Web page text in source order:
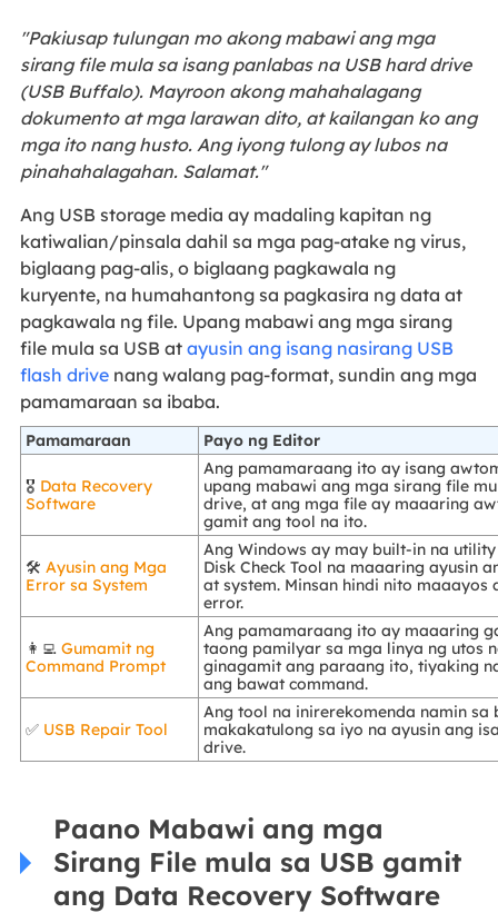
"Pakiusap tulungan mo akong mabawi ang mga
sirang file mula sa isang panlabas na USB hard drive
(USB Buffalo). Mayroon akong mahahalagang
dokumento at mga larawan dito, at kailangan ko ang
mga ito nang husto. Ang iyong tulong ay lubos na
pinahahalagahan. Salamat."
Ang USB storage media ay madaling kapitan ng
katiwalian/pinsala dahil sa mga pag-atake ng virus,
biglaang pag-alis, o biglaang pagkawala ng
kuryente, na humahantong sa pagkasira ng data at
pagkawala ng file. Upang mabawi ang mga sirang
file mula sa USB at ayusin ang isang nasirang USB
flash drivenang walang pag-format, sundin ang mga
pamamaraan sa ibaba.
Pamamaraan Payo ng Editor
🎖️ Data Recovery
Software
Ang pamamaraang ito ay isang
upang mabawi ang mga sirang file
drive, at ang mga file ay maaaring
gamit ang tool na ito.
🛠️Ayusin ang Mga
Error sa System
Ang Windows ay may built-in na
Disk Check Tool na maaaring ayusin
at system. Minsan hindi nito maaayos
error.
👩‍💻Gumamit ng
Command Prompt
Ang pamamaraang ito ay maaaring
taong pamilyar sa mga linya ng utos
ginagamit ang paraang ito, tiyaking
ang bawat command.
✅ USB Repair Tool
Ang tool na inirerekomenda namin sa
makakatulong sa iyo na ayusin ang
drive.
Paano Mabawi ang mga
Sirang File mula sa USB gamit
ang Data Recovery Software